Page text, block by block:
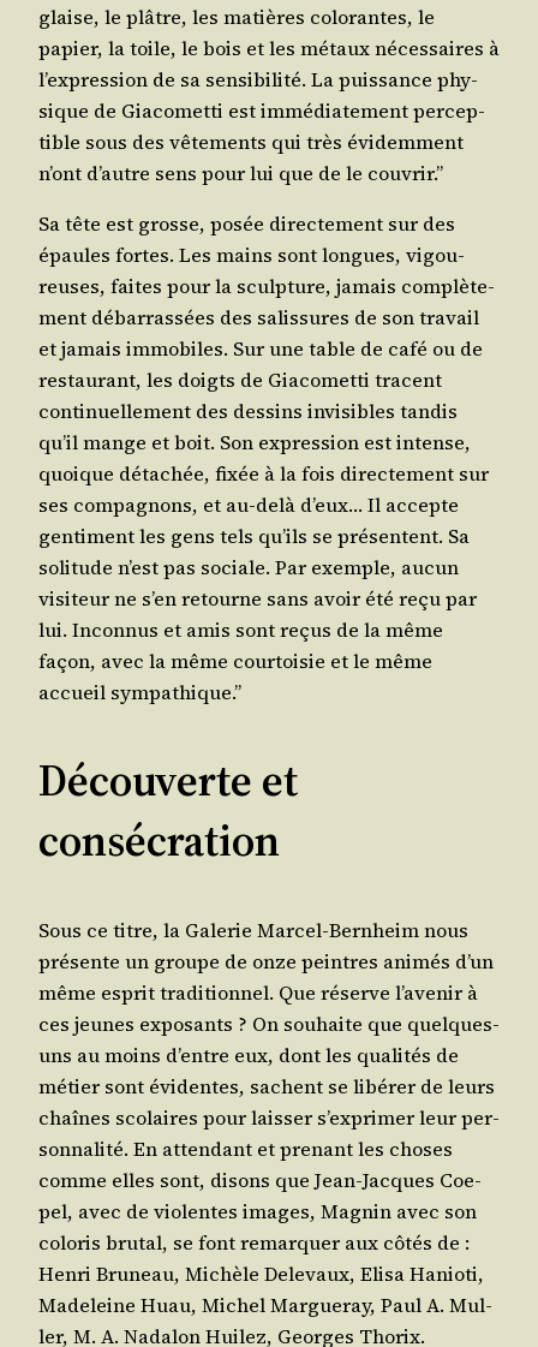
glaise, le plâtre, les matières colo­rantes, le
papier, la toile, le bois et les métaux néces­saires à
l’ex­pres­sion de sa sen­si­bi­li­té. La puis­sance phy­
sique de Gia­co­met­ti est immé­dia­te­ment per­cep­
tible sous des vête­ments qui très évi­dem­ment
n’ont d’autre sens pour lui que de le couvrir.”
Sa tête est grosse, posée direc­te­ment sur des
épaules fortes. Les mains sont longues, vigou­
reuses, faites pour la sculp­ture, jamais com­plè­te­
ment débar­ras­sées des salis­sures de son tra­vail
et jamais immo­biles. Sur une table de café ou de
res­tau­rant, les doigts de Gia­co­met­ti tracent
conti­nuel­le­ment des des­sins invi­sibles tan­dis
qu’il mange et boit. Son expres­sion est intense,
quoique déta­chée, fixée à la fois direc­te­ment sur
ses com­pa­gnons, et au-delà d’eux… Il accepte
gen­ti­ment les gens tels qu’ils se pré­sentent. Sa
soli­tude n’est pas sociale. Par exemple, aucun
visi­teur ne s’en retourne sans avoir été reçu par
lui. Incon­nus et amis sont reçus de la même
façon, avec la même cour­toi­sie et le même
accueil sympathique.”
Découverte et
consécration
Sous ce titre, la Gale­rie Mar­cel-Bern­heim nous
pré­sente un groupe de onze peintres ani­més d’un
même esprit tra­di­tion­nel. Que réserve l’a­ve­nir à
ces jeunes expo­sants ? On sou­haite que quelques-
uns au moins d’entre eux, dont les qua­li­tés de
métier sont évi­dentes, sachent se libé­rer de leurs
chaînes sco­laires pour lais­ser s’ex­pri­mer leur per­
son­na­li­té. En atten­dant et pre­nant les choses
comme elles sont, disons que Jean-Jacques Coe­
pel, avec de vio­lentes images, Magnin avec son
colo­ris bru­tal, se font remar­quer aux côtés de :
Hen­ri Bru­neau, Michèle Dele­vaux, Eli­sa Hanio­ti,
Made­leine Huau, Michel Mar­gue­ray, Paul A. Mul­
ler, M. A. Nada­lon Hui­lez, Georges Thorix.